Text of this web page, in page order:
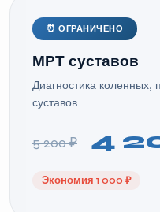
⏰ ОГРАНИЧЕНО
МРТ суставов
Диагностика коленных,
суставов
5 200 ₽ 4
Экономия 1 000 ₽